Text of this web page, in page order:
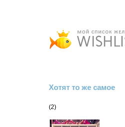
Хотят то же самое
(2)